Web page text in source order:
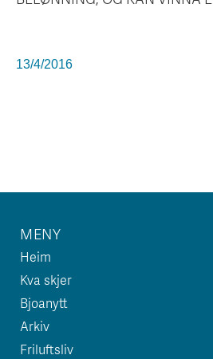
13/4/2016
MENY
Heim
Kva skjer
Bjoanytt
Arkiv
Friluftsliv